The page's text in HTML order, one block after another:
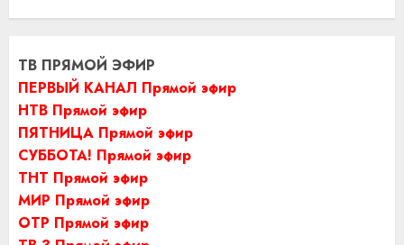
ТВ ПРЯМОЙ ЭФИР
ПЕРВЫЙ КАНАЛ Прямой эфир
НТВ Прямой эфир
ПЯТНИЦА Прямой эфир
СУББОТА! Прямой эфир
ТНТ Прямой эфир
МИР Прямой эфир
ОТР Прямой эфир